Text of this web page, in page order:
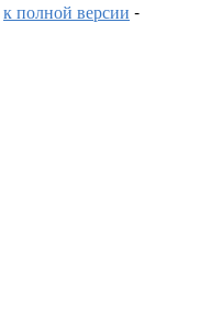
к полной версии -